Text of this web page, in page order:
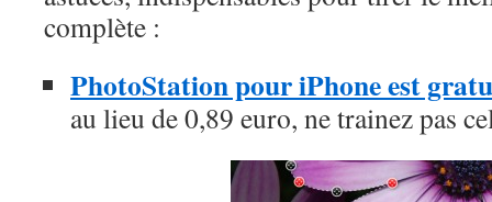
complète :
PhotoStation pour iPhone est
au lieu de 0,89 euro, ne trainez pas